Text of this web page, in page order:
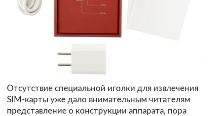
Отсутствие специальной иголки для извлечения
SIM-карты уже дало внимательным читателям
представление о конструкции аппарата, пора